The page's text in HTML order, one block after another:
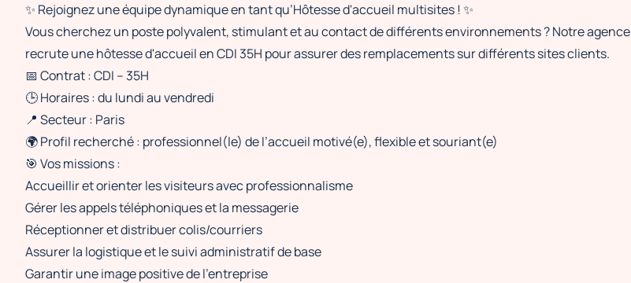
✨ Rejoignez une équipe dynamique en tant qu’Hôtesse d'accueil multisites ! ✨
Vous cherchez un poste polyvalent, stimulant et au contact de différents environnements ? Notre agence
recrute une hôtesse d'accueil en CDI 35H pour assurer des remplacements sur différents sites clients.
📅 Contrat : CDI – 35H
🕒 Horaires : du lundi au vendredi
📍 Secteur : Paris
🌍 Profil recherché : professionnel(le) de l’accueil motivé(e), flexible et souriant(e)
🎯 Vos missions :
Accueillir et orienter les visiteurs avec professionnalisme
Gérer les appels téléphoniques et la messagerie
Réceptionner et distribuer colis/courriers
Assurer la logistique et le suivi administratif de base
Garantir une image positive de l’entreprise